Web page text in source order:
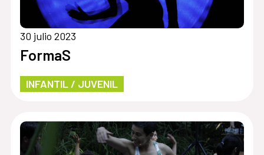
30 julio 2023
FormaS
INFANTIL / JUVENIL